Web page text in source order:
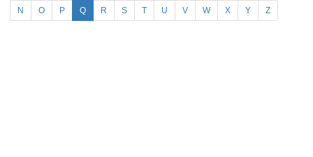
N O P Q R S T U V W X Y Z